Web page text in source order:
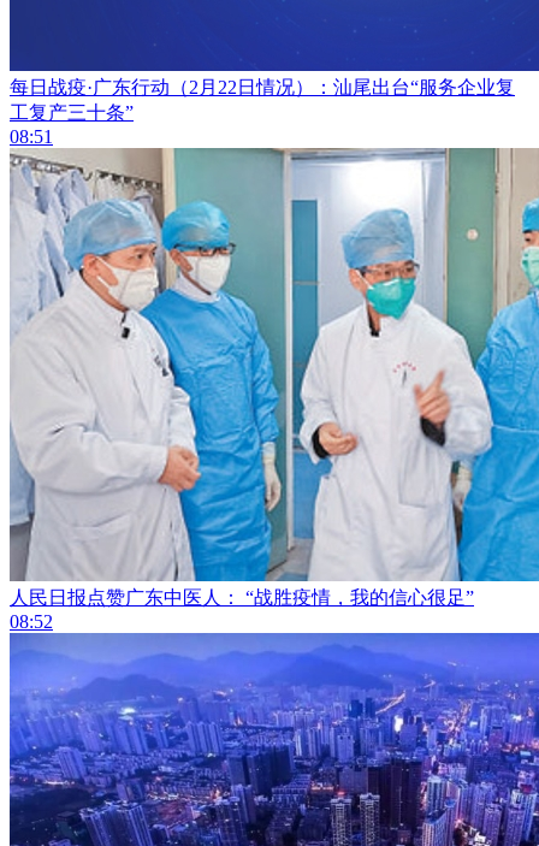
每日战疫·广东行动（2月22日情况）：汕尾出台“服务企业复
工复产三十条”
08:51
人民日报点赞广东中医人： “战胜疫情，我的信心很足”
08:52